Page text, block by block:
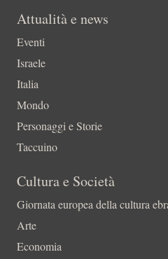
Attualità e news
Eventi
Israele
Italia
Mondo
Personaggi e Storie
Taccuino
Cultura e Società
Giornata europea della cultura
Arte
Economia